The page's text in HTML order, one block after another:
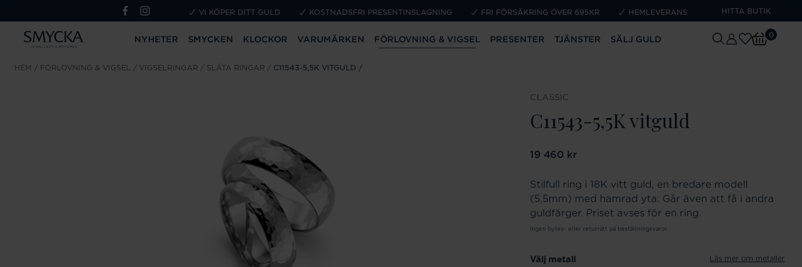
VI KÖPER DITT GULD KOSTNADSFRI PRESENTINSLAGNING FRI FÖRSÄKRING ÖVER 695KR HEMLEVERANS HITTA BUTIK
NYHETER SMYCKEN KLOCKOR VARUMÄRKEN FÖRLOVNING & VIGSEL PRESENTER TJÄNSTER SÄLJ GULD 0
HEM FÖRLOVNING & VIGSEL VIGSELRINGAR SLÄTA RINGAR C11543-5,5K VITGULD
CLASSIC
C11543-5,5K vitguld
Pris:19 460 kr
19 460 kr
Stilfull ring i 18K vitt guld, en bredare modell
(5,5mm) med hamrad yta. Går även att få i andra
guldfärger. Priset avses för en ring.
Ingen bytes- eller returrätt på beställningsvaror.
Välj metall Läs mer om metaller